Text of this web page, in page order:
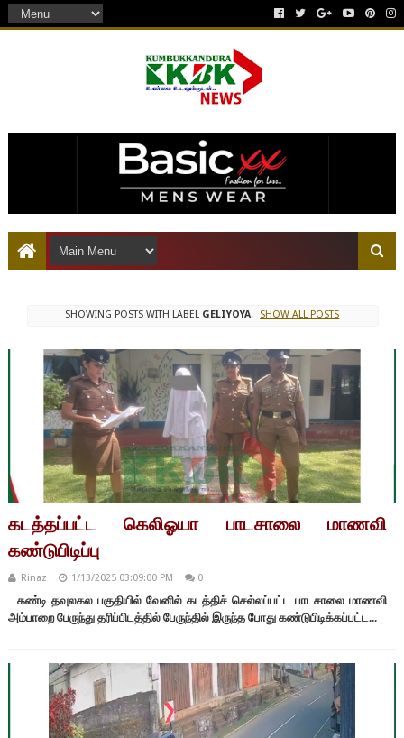
இது ஒரு கட்டணம் செலுத்தப்பட்ட விளம்பரம்
SHOWING POSTS WITH LABEL GELIYOYA. SHOW ALL POSTS
கடத்தப்பட்ட கெலிஓயா பாடசாலை மாணவி
கண்டுபிடிப்பு
Rinaz 1/13/2025 03:09:00 PM 0
கண்டி தவுலகல பகுதியில் வேனில் கடத்திச் செல்லப்பட்ட பாடசாலை மாணவி
அம்பாறை பேருந்து தரிப்பிடத்தில் பேருந்தில் இருந்த போது கண்டுபிடிக்கப்பட்ட...